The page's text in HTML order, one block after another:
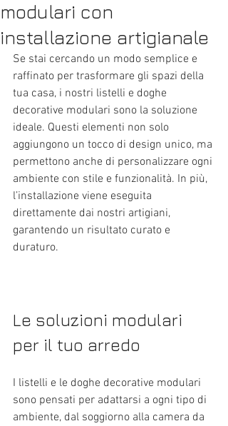
modulari con
installazione artigianale
Se stai cercando un modo semplice e
raffinato per trasformare gli spazi della
tua casa, i nostri listelli e doghe
decorative modulari sono la soluzione
ideale. Questi elementi non solo
aggiungono un tocco di design unico, ma
permettono anche di personalizzare ogni
ambiente con stile e funzionalità. In più,
l’installazione viene eseguita
direttamente dai nostri artigiani,
garantendo un risultato curato e
duraturo.
Le soluzioni modulari
per il tuo arredo
I listelli e le doghe decorative modulari
sono pensati per adattarsi a ogni tipo di
ambiente, dal soggiorno alla camera da